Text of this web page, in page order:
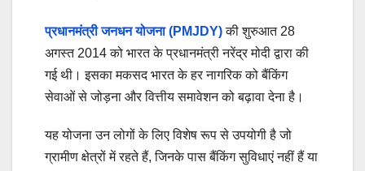
प्रधानमंत्री जनधन योजना (PMJDY)की शुरुआत 28
अगस्त 2014 को भारत के प्रधानमंत्री नरेंद्र मोदी द्वारा की
गई थी। इसका मकसद भारत के हर नागरिक को बैंकिंग
सेवाओं से जोड़ना और वित्तीय समावेशन को बढ़ावा देना है।
यह योजना उन लोगों के लिए विशेष रूप से उपयोगी है जो
ग्रामीण क्षेत्रों में रहते हैं, जिनके पास बैंकिंग सुविधाएं नहीं हैं या